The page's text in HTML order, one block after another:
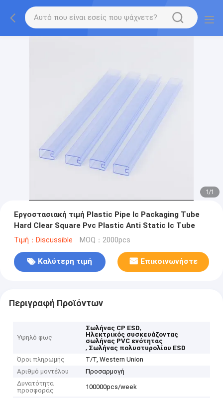
1/1
Εργοστασιακή τιμή Plastic Pipe Ic Packaging Tube
Hard Clear Square Pvc Plastic Anti Static Ic Tube
Τιμή：Discussible MOQ：2000pcs
Καλύτερη τιμή Επικοινωνήστε
Περιγραφή Προϊόντων
Υψηλό φως
Σωλήνας CP ESD,
Ηλεκτρικός συσκευάζοντας
σωλήνας PVC ενότητας
, Σωλήνας πολυστυρολίου ESD
Όροι πληρωμής
T/T, Western Union
Αριθμό μοντέλου
Προσαρμογή
Δυνατότητα
προσφοράς
100000pcs/week